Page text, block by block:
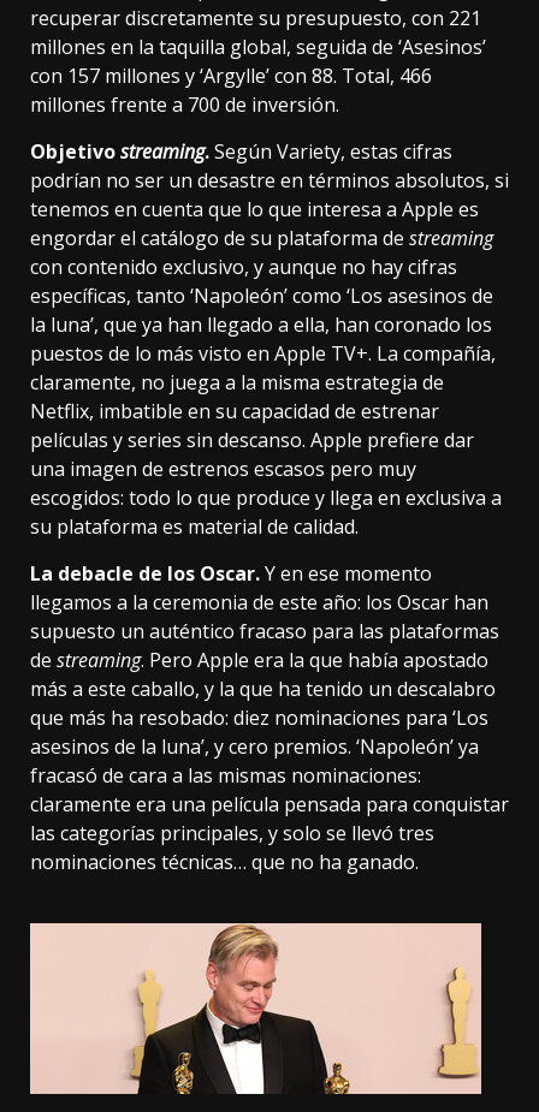
recuperar discretamente su presupuesto, con 221
millones en la taquilla global, seguida de ‘Asesinos’
con 157 millones y ‘Argylle’ con 88. Total, 466
millones frente a 700 de inversión.
Objetivostreaming.Según Variety, estas cifras
podrían no ser un desastre en términos absolutos, si
tenemos en cuenta que lo que interesa a Apple es
engordar el catálogo de su plataforma de streaming
con contenido exclusivo, y aunque no hay cifras
específicas, tanto ‘Napoleón’ como ‘Los asesinos de
la luna’, que ya han llegado a ella, han coronado los
puestos de lo más visto en Apple TV+. La compañía,
claramente, no juega a la misma estrategia de
Netflix, imbatible en su capacidad de estrenar
películas y series sin descanso. Apple prefiere dar
una imagen de estrenos escasos pero muy
escogidos: todo lo que produce y llega en exclusiva a
su plataforma es material de calidad.
La debacle de los Oscar.Y en ese momento
llegamos a la ceremonia de este año: los Oscar han
supuesto un auténtico fracaso para las plataformas
de streaming. Pero Apple era la que había apostado
más a este caballo, y la que ha tenido un descalabro
que más ha resobado: diez nominaciones para ‘Los
asesinos de la luna’, y cero premios. ‘Napoleón’ ya
fracasó de cara a las mismas nominaciones:
claramente era una película pensada para conquistar
las categorías principales, y solo se llevó tres
nominaciones técnicas… que no ha ganado.